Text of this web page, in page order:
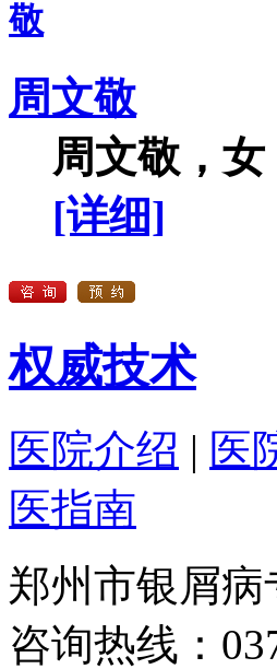
周文敬
周文敬，
[详细]
权威技术
医院介绍 | 医
医指南
郑州市银屑病
咨询热线：